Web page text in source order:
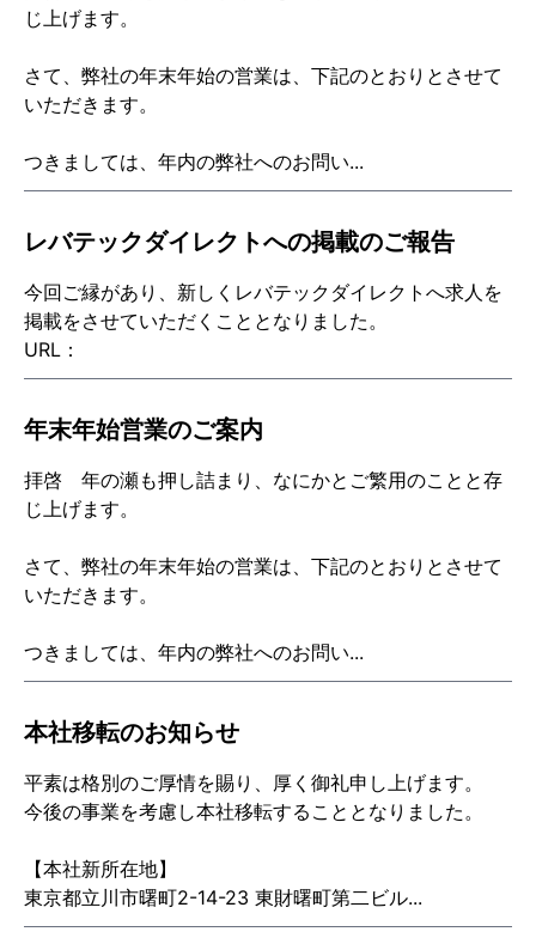
じ上げます。
さて、弊社の年末年始の営業は、下記のとおりとさせて
いただきます。
つきましては、年内の弊社へのお問い...
レバテックダイレクトへの掲載のご報告
今回ご縁があり、新しくレバテックダイレクトへ求人を
掲載をさせていただくこととなりました。
URL：
年末年始営業のご案内
拝啓 年の瀬も押し詰まり、なにかとご繁用のことと存
じ上げます。
さて、弊社の年末年始の営業は、下記のとおりとさせて
いただきます。
つきましては、年内の弊社へのお問い...
本社移転のお知らせ
平素は格別のご厚情を賜り、厚く御礼申し上げます。
今後の事業を考慮し本社移転することとなりました。
【本社新所在地】
東京都立川市曙町2-14-23 東財曙町第二ビル...